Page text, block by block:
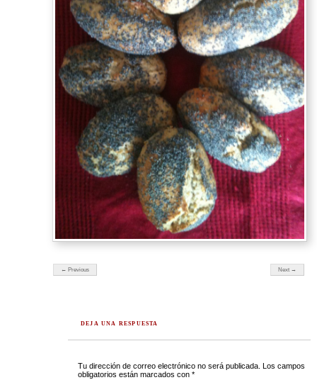
← Previous Next →
DEJA UNA RESPUESTA
Tu dirección de correo electrónico no será publicada.
Los campos
obligatorios están marcados con*